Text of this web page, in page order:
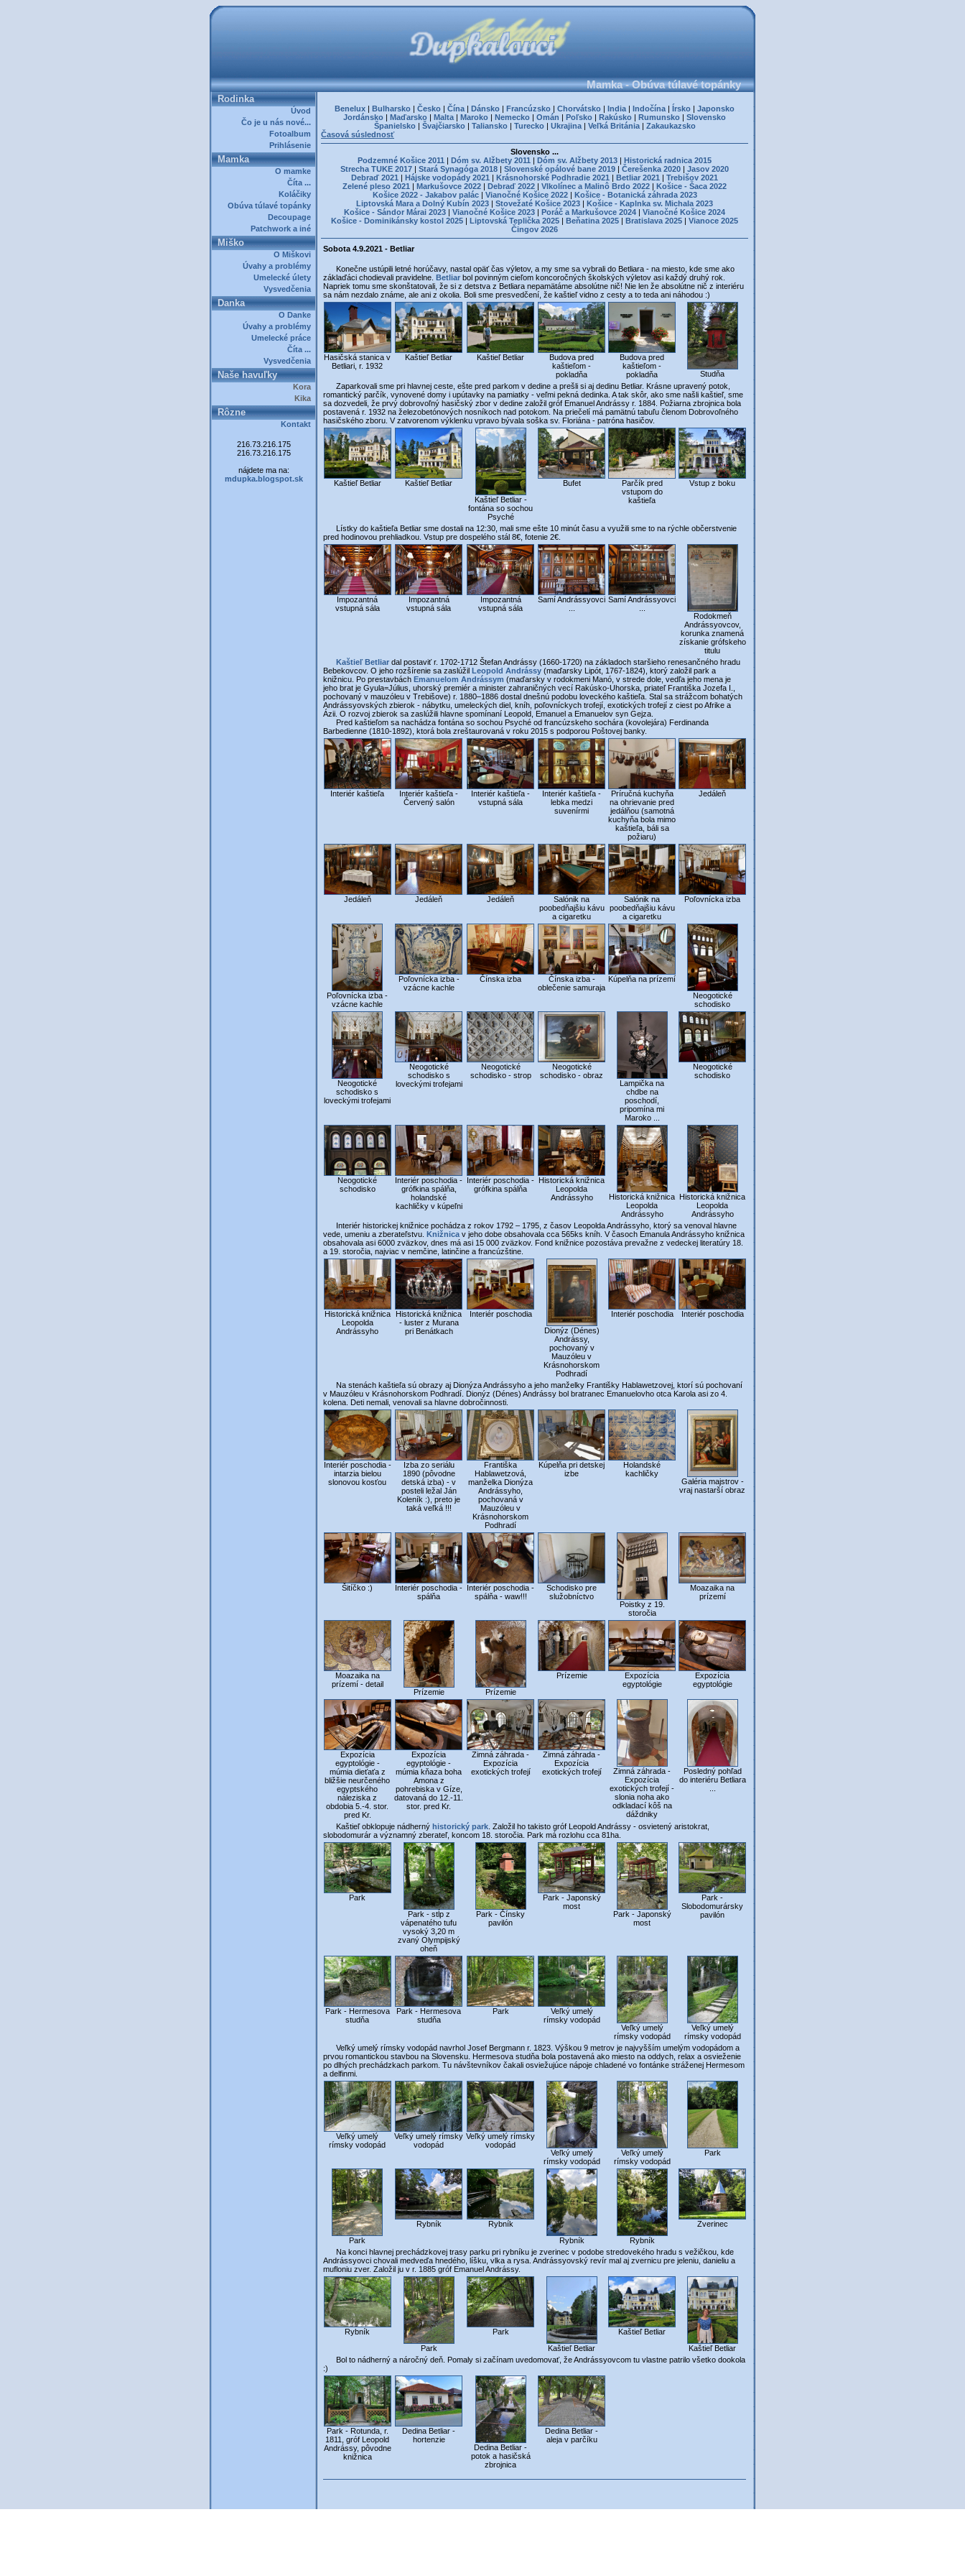
Mamka - Obúva túlavé topánky
Rodinka
Úvod
Čo je u nás nové...
Fotoalbum
Prihlásenie
Mamka
O mamke
Číta ...
Koláčiky
Obúva túlavé topánky
Decoupage
Patchwork a iné
Miško
O Miškovi
Úvahy a problémy
Umelecké úlety
Vysvedčenia
Danka
O Danke
Úvahy a problémy
Umelecké práce
Číta ...
Vysvedčenia
Naše havuľky
Kora
Kika
Rôzne
Kontakt
216.73.216.175
216.73.216.175
nájdete ma na:
mdupka.blogspot.sk
Benelux | Bulharsko | Česko | Čína | Dánsko | Francúzsko | Chorvátsko | India | Indočína | Írsko | Japonsko
Jordánsko | Maďarsko | Malta | Maroko | Nemecko | Omán | Poľsko | Rakúsko | Rumunsko | Slovensko
Španielsko| Švajčiarsko| Taliansko| Turecko| Ukrajina| Veľká Británia| Zakaukazsko
Časová súslednosť
Slovensko ...
Podzemné Košice 2011 | Dóm sv. Alžbety 2011 | Dóm sv. Alžbety 2013 | Historická radnica 2015
Strecha TUKE 2017 | Stará Synagóga 2018 | Slovenské opálové bane 2019 | Čerešenka 2020 | Jasov 2020
Debraď 2021 | Hájske vodopády 2021 | Krásnohorské Podhradie 2021 | Betliar 2021 | Trebišov 2021
Zelené pleso 2021 | Markušovce 2022 | Debraď 2022 | Vlkolínec a Malinô Brdo 2022 | Košice - Šaca 2022
Košice 2022 - Jakabov palác| Vianočné Košice 2022| Košice - Botanická záhrada 2023
Liptovská Mara a Dolný Kubín 2023 | Stovežaté Košice 2023 | Košice - Kaplnka sv. Michala 2023
Košice - Sándor Márai 2023 | Vianočné Košice 2023 | Poráč a Markušovce 2024 | Vianočné Košice 2024
Košice - Dominikánsky kostol 2025 | Liptovská Teplička 2025 | Beňatina 2025 | Bratislava 2025 | Vianoce 2025
Čingov 2026
Sobota 4.9.2021 - Betliar
Konečne ustúpili letné horúčavy, nastal opäť čas výletov, a my sme sa vybrali do Betliara - na miesto, kde sme ako
záklaďáci chodievali pravidelne. Betliar bol povinným cieľom koncoročných školských výletov asi každý druhý rok.
Napriek tomu sme skonštatovali, že si z detstva z Betliara nepamätáme absolútne nič! Nie len že absolútne nič z interiéru
sa nám nezdalo známe, ale ani z okolia. Boli sme presvedčení, že kaštieľ vidno z cesty a to teda ani náhodou :)
Hasičská stanica v
Betliari, r. 1932
Kaštieľ Betliar Kaštieľ Betliar
Budova pred
kaštieľom -
pokladňa
Budova pred
kaštieľom -
pokladňa
Studňa
Zaparkovali sme pri hlavnej ceste, ešte pred parkom v dedine a prešli si aj dedinu Betliar. Krásne upravený potok,
romantický parčík, vynovené domy i upútavky na pamiatky - veľmi pekná dedinka. A tak skôr, ako sme našli kaštieľ, sme
sa dozvedeli, že prvý dobrovoľný hasičský zbor v dedine založil gróf Emanuel Andrássy r. 1884. Požiarna zbrojnica bola
postavená r. 1932 na železobetónových nosníkoch nad potokom. Na priečelí má pamätnú tabuľu členom Dobrovoľného
hasičského zboru. V zatvorenom výklenku vpravo bývala soška sv. Floriána - patróna hasičov.
Kaštieľ Betliar
Kaštieľ Betliar
Kaštieľ Betliar -
fontána so sochou
Psyché
Bufet
Parčík pred
vstupom do
kaštieľa
Vstup z boku
Lístky do kaštieľa Betliar sme dostali na 12:30, mali sme ešte 10 minút času a využili sme to na rýchle občerstvenie
pred hodinovou prehliadkou. Vstup pre dospelého stál 8€, fotenie 2€.
Impozantná
vstupná sála
Impozantná
vstupná sála
Impozantná
vstupná sála
Samí Andrássyovci Samí Andrássyovci
Rodokmeň
Andrássyovcov,
korunka znamená
získanie grófskeho
titulu
Kaštieľ Betliar dal postaviť r. 1702-1712 Štefan Andrássy (1660-1720) na základoch staršieho renesančného hradu
Bebekovcov. O jeho rozšírenie sa zaslúžil Leopold Andrássy (maďarsky Lipót, 1767-1824), ktorý založil park a
knižnicu. Po prestavbách Emanuelom Andrássym (maďarsky v rodokmeni Manó, v strede dole, vedľa jeho mena je
jeho brat je Gyula=Július, uhorský premiér a minister zahraničných vecí Rakúsko-Uhorska, priateľ Františka Jozefa I.,
pochovaný v mauzóleu v Trebišove) r. 1880–1886 dostal dnešnú podobu loveckého kaštieľa. Stal sa strážcom bohatých
Andrássyovských zbierok - nábytku, umeleckých diel, kníh, poľovníckych trofejí, exotických trofejí z ciest po Afrike a
Ázii. O rozvoj zbierok sa zaslúžili hlavne spomínaní Leopold, Emanuel a Emanuelov syn Gejza.
Pred kaštieľom sa nachádza fontána so sochou Psyché od francúzskeho sochára (kovolejára) Ferdinanda
Barbedienne (1810-1892), ktorá bola zreštaurovaná v roku 2015 s podporou Poštovej banky.
Interiér kaštieľa
Interiér kaštieľa -
Červený salón
Interiér kaštieľa -
vstupná sála
Interiér kaštieľa -
lebka medzi
suvenírmi
Príručná kuchyňa
na ohrievanie pred
jedálňou (samotná
kuchyňa bola mimo
kaštieľa, báli sa
požiaru)
Jedáleň
Jedáleň Jedáleň Jedáleň
Salónik na
poobedňajšiu kávu
a cigaretku
Salónik na
poobedňajšiu kávu
a cigaretku
Poľovnícka izba
Poľovnícka izba -
vzácne kachle
Poľovnícka izba -
vzácne kachle
Čínska izba
Čínska izba -
oblečenie samuraja
Kúpelňa na prízemí
Neogotické
schodisko
Neogotické
schodisko s
loveckými trofejami
Neogotické
schodisko s
loveckými trofejami
Neogotické
schodisko - strop
Neogotické
schodisko - obraz
Lampička na
chdbe na
poschodí,
pripomína mi
Maroko ...
Neogotické
schodisko
Neogotické
schodisko
Interiér poschodia -
grófkina spálňa,
holandské
kachličky v kúpeľni
Interiér poschodia -
grófkina spálňa
Historická knižnica
Leopolda
Andrássyho
Historická knižnica
Leopolda
Andrássyho
Historická knižnica
Leopolda
Andrássyho
Interiér historickej knižnice pochádza z rokov 1792 – 1795, z časov Leopolda Andrássyho, ktorý sa venoval hlavne
vede, umeniu a zberateľstvu. Knižnica v jeho dobe obsahovala cca 565ks kníh. V časoch Emanula Andrássyho knižnica
obsahovala asi 6000 zväzkov, dnes má asi 15 000 zväzkov. Fond knižnice pozostáva prevažne z vedeckej literatúry 18.
a 19. storočia, najviac v nemčine, latinčine a francúzštine.
Historická knižnica
Leopolda
Andrássyho
Historická knižnica
- luster z Murana
pri Benátkach
Interiér poschodia
Dionýz (Dénes)
Andrássy,
pochovaný v
Mauzóleu v
Krásnohorskom
Podhradí
Interiér poschodia Interiér poschodia
Na stenách kaštieľa sú obrazy aj Dionýza Andrássyho a jeho manželky Františky Hablawetzovej, ktorí sú pochovaní
v Mauzóleu v Krásnohorskom Podhradí. Dionýz (Dénes) Andrássy bol bratranec Emanuelovho otca Karola asi zo 4.
kolena. Deti nemali, venovali sa hlavne dobročinnosti.
Interiér poschodia -
intarzia bielou
slonovou kosťou
Izba zo seriálu
1890 (pôvodne
detská izba) - v
posteli ležal Ján
Koleník :), preto je
taká veľká !!!
Františka
Hablawetzová,
manželka Dionýza
Andrássyho,
pochovaná v
Mauzóleu v
Krásnohorskom
Podhradí
Kúpelňa pri detskej
izbe
Holandské
kachličky
Galéria majstrov -
vraj nastarší obraz
Šitíčko :)
Interiér poschodia -
spálňa
Interiér poschodia -
spálňa - waw!!!
Schodisko pre
služobníctvo
Poistky z 19.
storočia
Moazaika na
prízemí
Moazaika na
prízemí - detail
Prízemie
Prízemie
Prízemie
Expozícia
egyptológie
Expozícia
egyptológie
Expozícia
egyptológie -
múmia dieťaťa z
bližšie neurčeného
egyptského
náleziska z
obdobia 5.-4. stor.
pred Kr.
Expozícia
egyptológie -
múmia kňaza boha
Amona z
pohrebiska v Gíze,
datovaná do 12.-11.
stor. pred Kr.
Zimná záhrada -
Expozícia
exotických trofejí
Zimná záhrada -
Expozícia
exotických trofejí
Zimná záhrada -
Expozícia
exotických trofejí -
slonia noha ako
odkladací kôš na
dáždniky
Posledný pohľad
do interiéru Betliara
Kaštieľ obklopuje nádherný historický park . Založil ho takisto gróf Leopold Andrássy - osvietený aristokrat,
slobodomurár a významný zberateľ, koncom 18. storočia. Park má rozlohu cca 81ha.
Park
Park - stĺp z
vápenatého tufu
vysoký 3,20 m
zvaný Olympijský
oheň
Park - Čínsky
pavilón
Park - Japonský
most
Park - Japonský
most
Park -
Slobodomurársky
pavilón
Park - Hermesova
studňa
Park - Hermesova
studňa
Park
Veľký umelý
rímsky vodopád
Veľký umelý
rímsky vodopád
Veľký umelý
rímsky vodopád
Veľký umelý rímsky vodopád navrhol Josef Bergmann r. 1823. Výškou 9 metrov je najvyšším umelým vodopádom a
prvou romantickou stavbou na Slovensku. Hermesova studňa bola postavená ako miesto na oddych, relax a osvieženie
po dlhých prechádzkach parkom. Tu návštevníkov čakali osviežujúce nápoje chladené vo fontánke stráženej Hermesom
a delfinmi.
Veľký umelý
rímsky vodopád
Veľký umelý rímsky
vodopád
Veľký umelý rímsky
vodopád
Veľký umelý
rímsky vodopád
Veľký umelý
rímsky vodopád
Park
Park
Rybník
Rybník
Rybník
Rybník
Zverinec
Na konci hlavnej prechádzkovej trasy parku pri rybníku je zverinec v podobe stredovekého hradu s vežičkou, kde
Andrássyovci chovali medveďa hnedého, líšku, vlka a rysa. Andrássyovský revír mal aj zvernicu pre jeleniu, danieliu a
mufloniu zver. Založil ju v r. 1885 gróf Emanuel Andrássy.
Rybník
Park
Park
Kaštieľ Betliar
Kaštieľ Betliar
Kaštieľ Betliar
Bol to nádherný a náročný deň. Pomaly si začínam uvedomovať, že Andrássyovcom tu vlastne patrilo všetko dookola
:)
Park - Rotunda, r.
1811, gróf Leopold
Andrássy, pôvodne
knižnica
Dedina Betliar -
hortenzie
Dedina Betliar -
potok a hasičská
zbrojnica
Dedina Betliar -
aleja v parčíku